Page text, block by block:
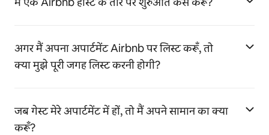
अगर मैं अपना अपार्टमेंट Airbnb पर लिस्ट करूँ, तो
क्या मुझे पूरी जगह लिस्ट करनी होगी?
जब गेस्ट मेरे अपार्टमेंट में हों, तो मैं अपने सामान का क्या
करूँ?